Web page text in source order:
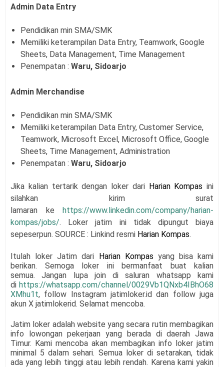
Admin Data Entry
Pendidikan min SMA/SMK
Memiliki keterampilan Data Entry, Teamwork, Google
Sheets, Data Management, Time Management
Penempatan : Waru, Sidoarjo
Admin Merchandise
Pendidikan min SMA/SMK
Memiliki keterampilan Data Entry, Customer Service,
Teamwork, Microsoft Excel, Microsoft Office, Google
Sheets, Time Management, Administration
Penempatan : Waru, Sidoarjo
Jika kalian tertarik dengan loker dari Harian Kompas ini
silahkan kirim surat
lamaran ke
https://www.linkedin.com/company/harian-
kompas/jobs/. Loker jatim ini tidak dipungut biaya
sepeserpun. SOURCE : Linkind resmi Harian Kompas.
Itulah loker Jatim dari Harian Kompas yang bisa kami
berikan. Semoga loker ini bermanfaat buat kalian
semua.Jangan lupa join di saluran whatsapp kami
di https://whatsapp.com/channel/0029Vb1QNxb4IBhO68
XMhu1t, follow Instagram jatimloker.id dan follow juga
akun X jatimlokerid. Selamat mencoba.
Jatim loker adalah website yang secara rutin membagikan
info lowongan pekerjaan yang berada di daerah Jawa
Timur. Kami mencoba akan membagikan info loker jatim
minimal 5 dalam sehari. Semua loker di setarakan, tidak
ada yang lebih tinggi atau lebih rendah. Karena kami yakin